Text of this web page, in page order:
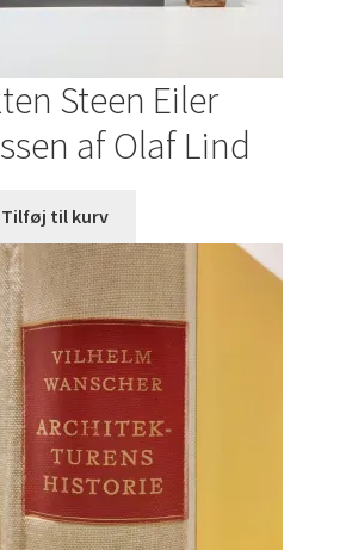
Steen Eiler
af Olaf Lind
Tilføj til kurv